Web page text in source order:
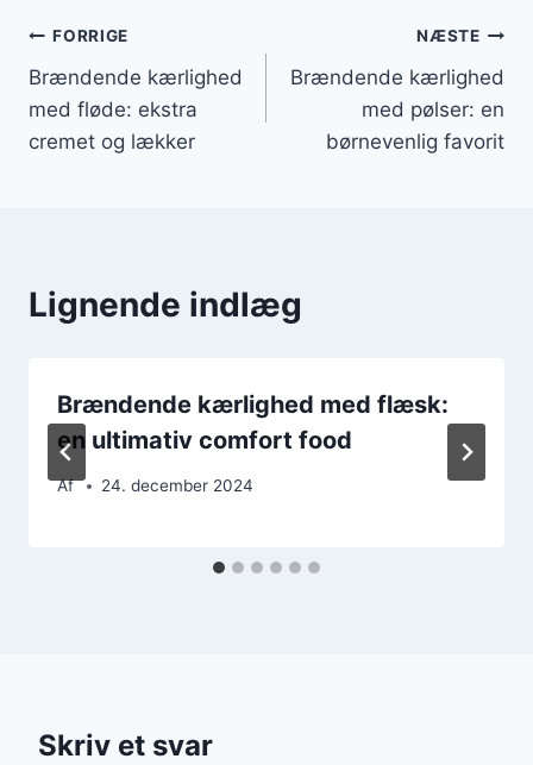
Indlægsnavigation
FORRIGE
Brændende kærlighed
med fløde: ekstra
cremet og lækker
NÆSTE
Brændende kærlighed
med pølser: en
børnevenlig favorit
Lignende indlæg
Brændende kærlighed med flæsk:
en ultimativ comfort food
Af 24. december 2024
Skriv et svar